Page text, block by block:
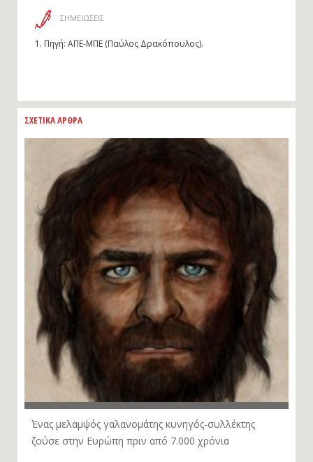
ΣΗΜΕΙΩΣΕΙΣ
1. Πηγή: ΑΠΕ-ΜΠΕ (Παύλος Δρακόπουλος).
ΣΧΕΤΙΚΑ ΑΡΘΡΑ
Ένας μελαμψός γαλανομάτης κυνηγός-συλλέκτης
ζούσε στην Ευρώπη πριν από 7.000 χρόνια